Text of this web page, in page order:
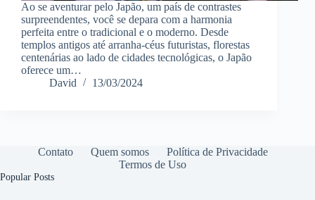
Ao se aventurar pelo Japão, um país de contrastes
surpreendentes, você se depara com a harmonia
perfeita entre o tradicional e o moderno. Desde
templos antigos até arranha-céus futuristas, florestas
centenárias ao lado de cidades tecnológicas, o Japão
oferece um…
David
13/03/2024
Contato Quem somos
Política de Privacidade
Termos de Uso
Popular Posts